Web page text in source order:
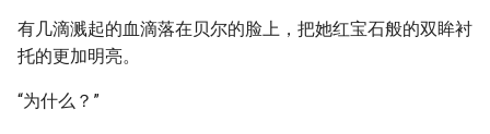
有几滴溅起的血滴落在贝尔的脸上，把她红宝石般的双眸衬
托的更加明亮。
“为什么？”